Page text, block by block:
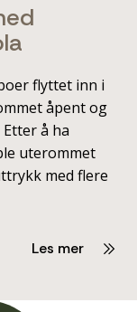
flyttet inn i
åpent og
å ha
uterommet
med flere
Les mer